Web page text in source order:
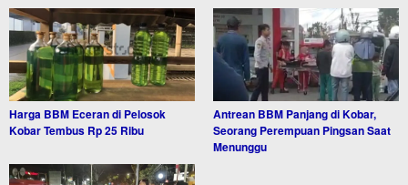
Harga BBM Eceran di Pelosok
Kobar Tembus Rp 25 Ribu
Antrean BBM Panjang di Kobar,
Seorang Perempuan Pingsan Saat
Menunggu